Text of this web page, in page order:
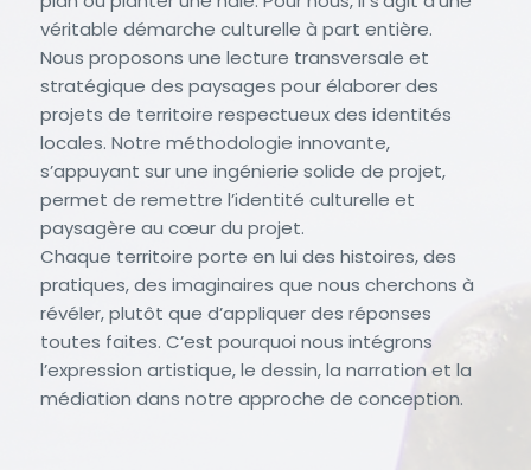
véritable démarche culturelle à part entière.
Nous proposons une lecture transversale et
stratégique des paysages pour élaborer des
projets de territoire respectueux des identités
locales. Notre méthodologie innovante,
s’appuyant sur une ingénierie solide de projet,
permet de remettre l’identité culturelle et
paysagère au cœur du projet.
Chaque territoire porte en lui des histoires, des
pratiques, des imaginaires que nous cherchons à
révéler, plutôt que d’appliquer des réponses
toutes faites. C’est pourquoi nous intégrons
l’expression artistique, le dessin, la narration et la
médiation dans notre approche de conception.